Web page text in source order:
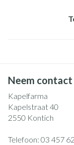
Neem
Kapelfarma
Kapelstraat 40
2550 Kontich
Telefoon: 03 457